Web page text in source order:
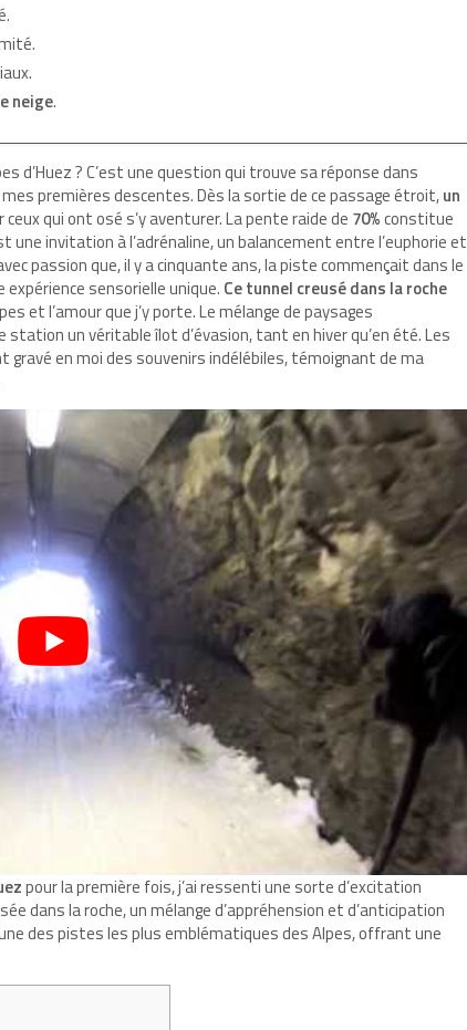
neige.
d’Huez ? C’est une question qui trouve sa réponse dans
premières descentes. Dès la sortie de ce passage étroit,un
qui ont osé s’y aventurer. La pente raide de 70%constitue
une invitation à l’adrénaline, un balancement entre l’euphorie et
passion que, il y a cinquante ans, la piste commençait dans le
sensorielle unique. Ce tunnel creusé dans la roche
et l’amour que j’y porte. Le mélange de paysages
un véritable îlot d’évasion, tant en hiver qu’en été. Les
en moi des souvenirs indélébiles, témoignant de ma
pour la première fois, j’ai ressenti une sorte d’excitation
dans la roche, un mélange d’appréhension et d’anticipation
des pistes les plus emblématiques des Alpes, offrant une